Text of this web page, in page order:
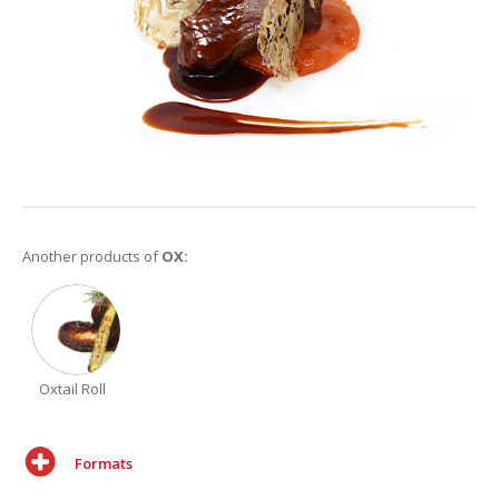
Another products ofOX:
Oxtail Roll
Formats